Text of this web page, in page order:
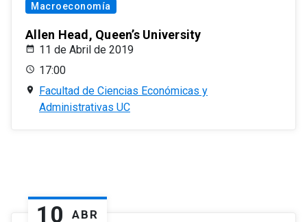
Macroeconomía
Allen Head, Queen’s University
11 de Abril de 2019
17:00
Facultad de Ciencias Económicas y
Administrativas UC
10 ABR